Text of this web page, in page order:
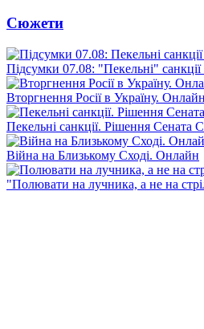
Сюжети
Підсумки 07.08: "Пекельні" санкції
Вторгнення Росії в Україну. Онлайн
Пекельні санкції. Рішення
Війна на Близькому Сході. Онлайн
"Полювати на лучника, а не на